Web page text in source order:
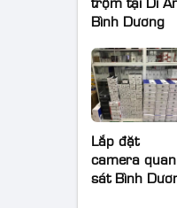
Lắp đặt
camera quan